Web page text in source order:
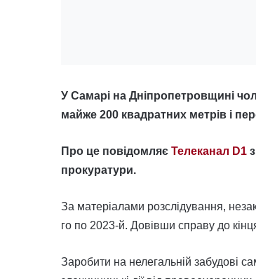
У Самарі на Дніпропетровщині
майже 200 квадратних метрів і
Про це повідомляє Телеканал D1
прокуратури.
За матеріалами розслідування,
го по 2023-й. Довівши справу до
Заробити на нелегальній забудові